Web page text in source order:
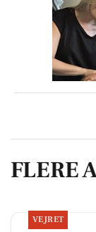
FLERE
VEJRET